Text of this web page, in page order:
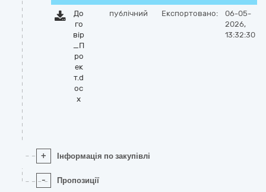
До
го
вір
_П
ро
ек
т.d
oc
x
публічний Експортовано:
06-05-
2026,
13:32:30
+ Інформація по закупівлі
- Пропозиції